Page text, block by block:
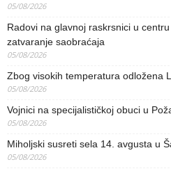
05/08/2026
Radovi na glavnoj raskrsnici u
zatvaranje saobraćaja
05/08/2026
Zbog visokih temperatura odložena
05/08/2026
Vojnici na specijalističkoj obuci u
05/08/2026
Miholjski susreti sela 14. avgusta u
05/08/2026